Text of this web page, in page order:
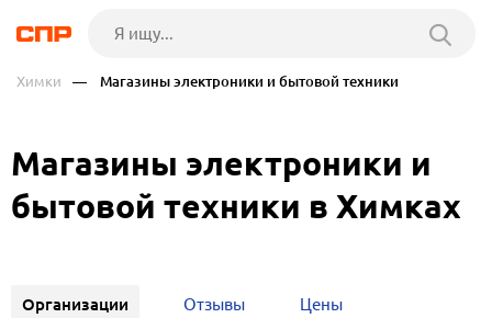
Химки — Магазины электроники и бытовой техники
Магазины электроники и
бытовой техники в Химках
Организации Отзывы Цены